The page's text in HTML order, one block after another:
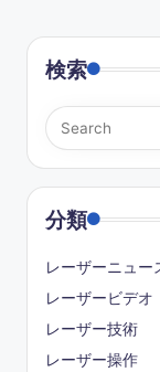
検索
分類
レーザーニュー
レーザービデオ
レーザー技術
レーザー操作